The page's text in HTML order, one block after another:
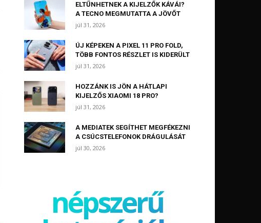
ELTŰNHETNEK A KIJELZŐK KÁVÁI?
A TECNO MEGMUTATTA A JÖVŐT
júl 31, 2026
ÚJ KÉPEKEN A PIXEL 11 PRO FOLD,
TÖBB FONTOS RÉSZLET IS KIDERÜLT
júl 31, 2026
HOZZÁNK IS JÖN A HÁTLAPI
KIJELZŐS XIAOMI 18 PRO?
júl 31, 2026
A MEDIATEK SEGÍTHET MEGFÉKEZNI
A CSÚCSTELEFONOK DRÁGULÁSÁT
júl 30, 2026
népszerű